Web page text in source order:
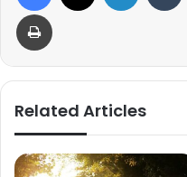
Related Articles